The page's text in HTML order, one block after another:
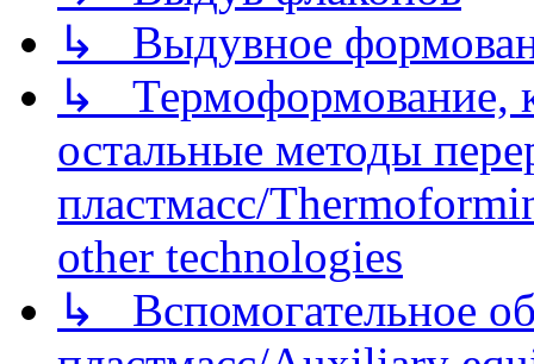
↳ Выдувное
↳ Термоформование,
остальные методы
пластмасс/
other technologies
↳ Вспомогательное